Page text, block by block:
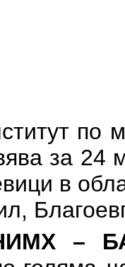
по
за 24
в
–